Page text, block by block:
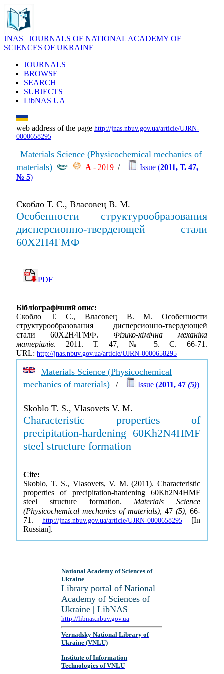
JNAS | JOURNALS OF NATIONAL ACADEMY OF
SCIENCES OF UKRAINE
JOURNALS
BROWSE
SEARCH
SUBJECTS
LibNAS UA
web address of the page http://jnas.nbuv.gov.ua/article/UJRN-
0000658295
Materials Science (Physicochemical mechanics of
materials)
А - 2019 / Issue (2011, Т. 47,
№ 5)
Скобло Т. С., Власовец В. М.
Особенности структурообразования
дисперсионно-твердеющей стали
60Х2Н4ГМФ
PDF
Бібліографічний опис:
Скобло Т. С., Власовец В. М. Особенности
структурообразования дисперсионно-твердеющей
стали 60Х2Н4ГМФ. Фізико-хімічна механіка
матеріалів. 2011. Т. 47, № 5. С. 66-71.
URL: http://jnas.nbuv.gov.ua/article/UJRN-0000658295
Materials Science (Physicochemical
mechanics of materials) / Issue (2011, 47(5))
Skoblo T. S., Vlasovets V. M.
Characteristic properties of
precipitation-hardening 60Kh2N4HMF
steel structure formation
Cite:
Skoblo, T. S., Vlasovets, V. M. (2011). Characteristic
properties of precipitation-hardening 60Kh2N4HMF
steel structure formation. Materials Science
(Physicochemical mechanics of materials), 47 (5), 66-
71. http://jnas.nbuv.gov.ua/article/UJRN-0000658295 [In
Russian].
National Academy of Sciences of
Ukraine
Library portal of National
Academy of Sciences of
Ukraine | LibNAS
http://libnas.nbuv.gov.ua
Vernadsky National Library of
Ukraine (VNLU)
Institute of Information
Technologies of VNLU